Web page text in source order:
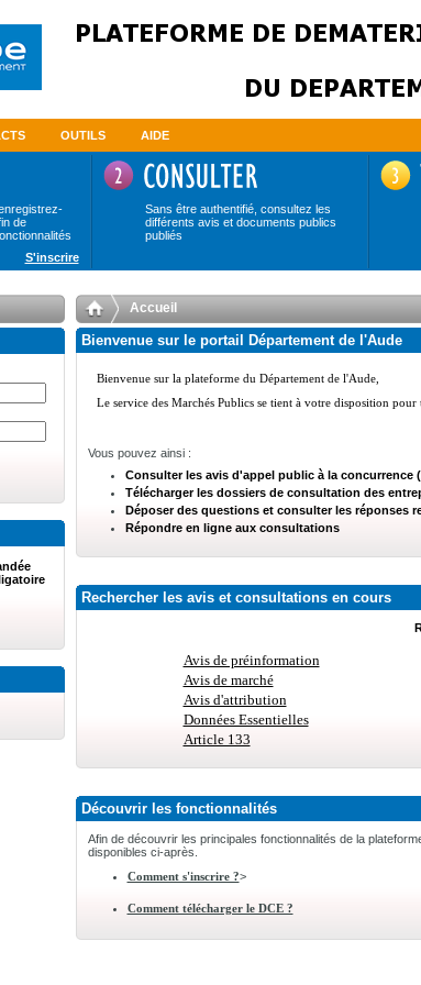
OUTILS AIDE
de
Sans être authentifié, consultez les
différents avis et documents publics
publiés
S'inscrire
Accueil
Bienvenue sur le portail Département de l'Aude
Vous pouvez ainsi :
Consulter les avis d'appel public à la concurrence
Télécharger les dossiers de consultation des
Déposer des questions et consulter les réponses
Répondre en ligne aux consultations
Rechercher les avis et consultations en cours
Avis de préinformation
Avis de marché
Avis d'attribution
Données Essentielles
Article 133
Découvrir les fonctionnalités
Afin de découvrir les principales fonctionnalités de la
disponibles ci-après.
Comment s'inscrire ?>
Comment télécharger le DCE ?